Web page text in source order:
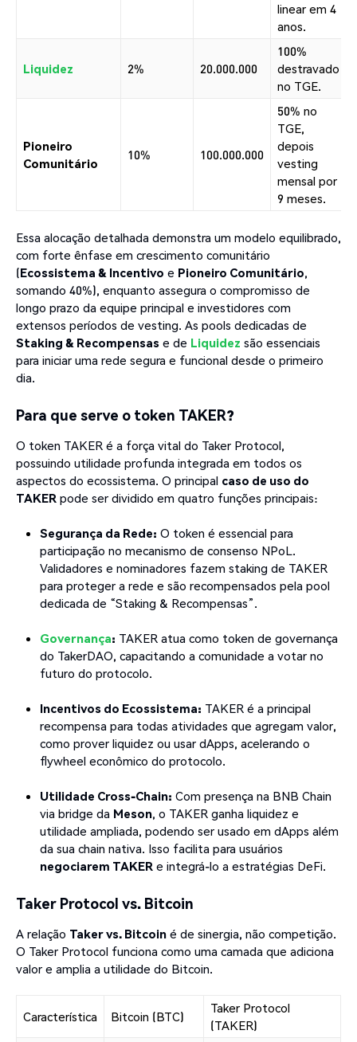
linear em 4
anos.
Liquidez 2% 20.000.000
100%
destravado
no TGE.
Pioneiro
Comunitário
10% 100.000.000
50% no
TGE,
depois
vesting
mensal por
9 meses.
Essa alocação detalhada demonstra um modelo equilibrado,
com forte ênfase em crescimento comunitário
(Ecossistema & Incentivo e Pioneiro Comunitário,
somando 40%), enquanto assegura o compromisso de
longo prazo da equipe principal e investidores com
extensos períodos de vesting. As pools dedicadas de
Staking & Recompensas e de Liquidez são essenciais
para iniciar uma rede segura e funcional desde o primeiro
dia.
Para que serve o token TAKER?
O token TAKER é a força vital do Taker Protocol,
possuindo utilidade profunda integrada em todos os
aspectos do ecossistema. O principal caso de uso do
TAKER pode ser dividido em quatro funções principais:
Segurança da Rede: O token é essencial para
participação no mecanismo de consenso NPoL.
Validadores e nominadores fazem staking de TAKER
para proteger a rede e são recompensados pela pool
dedicada de “Staking & Recompensas”.
Governança: TAKER atua como token de governança
do TakerDAO, capacitando a comunidade a votar no
futuro do protocolo.
Incentivos do Ecossistema: TAKER é a principal
recompensa para todas atividades que agregam valor,
como prover liquidez ou usar dApps, acelerando o
flywheel econômico do protocolo.
Utilidade Cross-Chain: Com presença na BNB Chain
via bridge da Meson, o TAKER ganha liquidez e
utilidade ampliada, podendo ser usado em dApps além
da sua chain nativa. Isso facilita para usuários
negociarem TAKER e integrá-lo a estratégias DeFi.
Taker Protocol vs. Bitcoin
A relação Taker vs. Bitcoin é de sinergia, não competição.
O Taker Protocol funciona como uma camada que adiciona
valor e amplia a utilidade do Bitcoin.
Característica Bitcoin (BTC)
Taker Protocol
(TAKER)